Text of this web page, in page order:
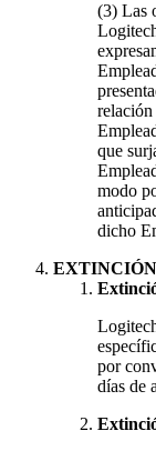
(3) Las
relación
que
modo
dicho
por
días de